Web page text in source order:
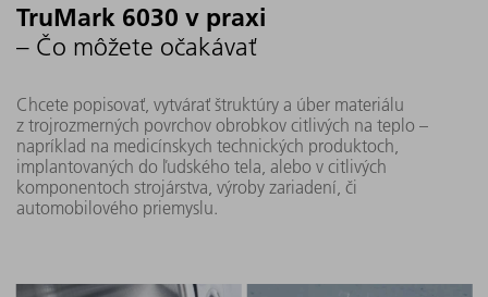
TruMark 6030 v praxi
– Čo môžete očakávať
Chcete popisovať, vytvárať štruktúry a úber materiálu
z trojrozmerných povrchov obrobkov citlivých na teplo –
napríklad na medicínskych technických produktoch,
implantovaných do ľudského tela, alebo v citlivých
komponentoch strojárstva, výroby zariadení, či
automobilového priemyslu.